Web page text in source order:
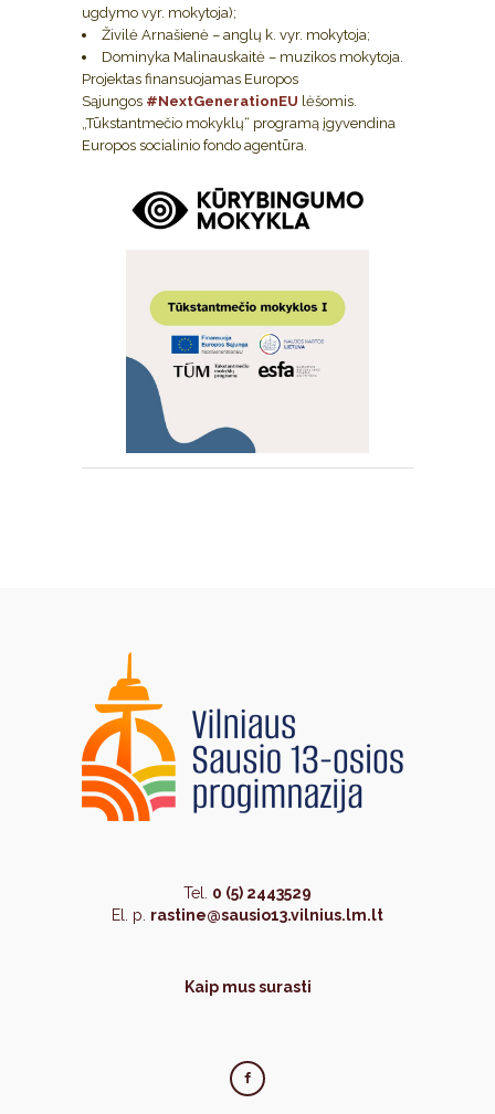
ugdymo vyr. mokytoja);
Živilė Arnašienė – anglų k. vyr. mokytoja;
Dominyka Malinauskaitė – muzikos mokytoja.
Projektas finansuojamas Europos
Sąjungos #NextGenerationEU lėšomis.
„Tūkstantmečio mokyklų“ programą įgyvendina
Europos socialinio fondo agentūra.
Tel. 0 (5) 2443529
El. p. rastine@sausio13.vilnius.lm.lt
Kaip mus surasti